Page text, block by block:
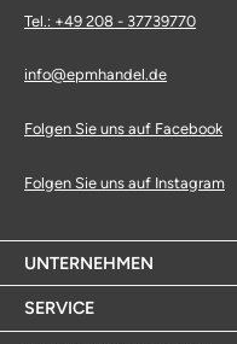
Tel.: +49 208 - 37739770
info@epmhandel.de
Folgen Sie uns auf Facebook
Folgen Sie uns auf Instagram
UNTERNEHMEN
SERVICE